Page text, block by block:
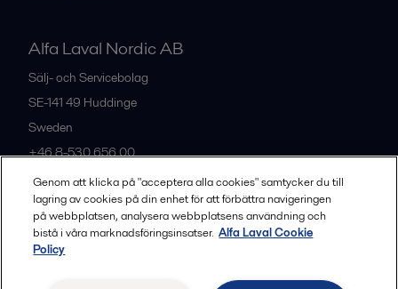
Alfa Laval Nordic AB
Sälj- och Servicebolag
SE-141 49 Huddinge
Sweden
+46 8-530 656 00
Alla kontor och partners
Legal terms and conditions
Genom att klicka på "acceptera alla cookies" samtycker du till
lagring av cookies på din enhet för att förbättra navigeringen
på webbplatsen, analysera webbplatsens användning och
bistå i våra marknadsföringsinsatser. Alfa Laval Cookie
Policy